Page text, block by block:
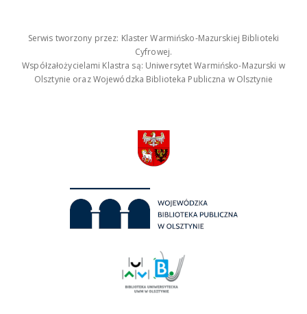
Serwis tworzony przez: Klaster Warmińsko-Mazurskiej Biblioteki
Cyfrowej.
Współzałożycielami Klastra są: Uniwersytet Warmińsko-Mazurski w
Olsztynie oraz Wojewódzka Biblioteka Publiczna w Olsztynie